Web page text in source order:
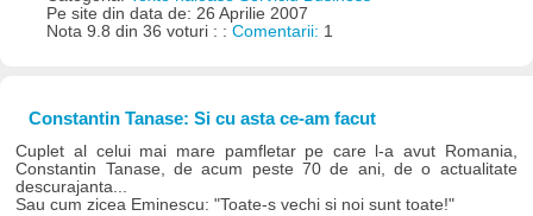
Pe site din data de: 26 Aprilie 2007
Nota 9.8 din 36 voturi : : Comentarii: 1
Constantin Tanase: Si cu asta ce-am facut
Cuplet al celui mai mare pamfletar pe care l-a avut Romania,
Constantin Tanase, de acum peste 70 de ani, de o actualitate
descurajanta...
Sau cum zicea Eminescu: "Toate-s vechi si noi sunt toate!"